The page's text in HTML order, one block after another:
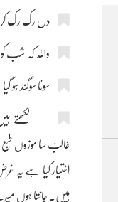
دل رک رک کر
واللہ کہ شب
سونا سوگند ہو
لکھتے ہیں
غالبؔ سا موزوں طبع
اختیار کیا ہے یہ
ہیں۔ جانتا ہوں